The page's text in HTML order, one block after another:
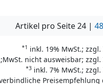
Artikel pro Seite24 | 48
*1 inkl. 19% MwSt.;
nicht ausweisbar; zzgl.
*3 inkl. 7% MwSt.;
Preisempfehlung